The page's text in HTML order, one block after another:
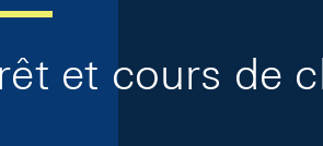
et cours de